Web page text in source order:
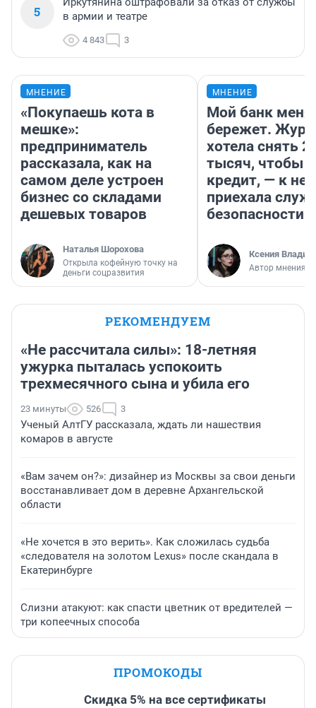
5
в армии и театре
4 843 3
МНЕНИЕ
«Покупаешь кота в
мешке»:
предприниматель
рассказала, как на
самом деле устроен
бизнес со складами
дешевых товаров
Наталья Шорохова
Открыла кофейную точку на
деньги соцразвития
МНЕНИЕ
Мой банк меня
бережет.
хотела снять
тысяч, чтобы
кредит, — к
приехала
безопасности
Ксения
Автор мнения
РЕКОМЕНДУЕМ
«Не рассчитала силы»: 18-летняя
ужурка пыталась успокоить
трехмесячного сына и убила его
23 минуты 526 3
Ученый АлтГУ рассказала, ждать ли нашествия
комаров в августе
«Вам зачем он?»: дизайнер из Москвы за свои деньги
восстанавливает дом в деревне Архангельской
области
«Не хочется в это верить». Как сложилась судьба
«следователя на золотом Lexus» после скандала в
Екатеринбурге
Слизни атакуют: как спасти цветник от вредителей —
три копеечных способа
ПРОМОКОДЫ
Скидка 5% на все сертификаты